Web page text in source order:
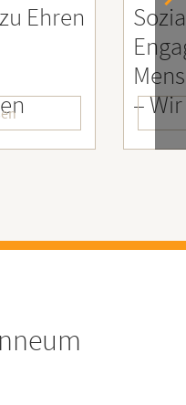
Ehren
–